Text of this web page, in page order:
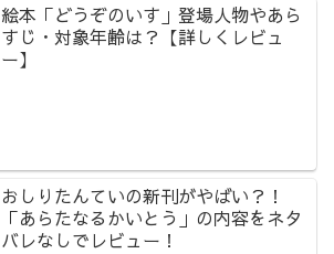
絵本「どうぞのいす」登場人物やあら
すじ・対象年齢は？【詳しくレビュ
ー】
おしりたんていの新刊がやばい？！
「あらたなるかいとう」の内容をネタ
バレなしでレビュー！